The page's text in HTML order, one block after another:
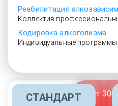
Реабилитация
Коллектив
Кодировка алкоголизма
Индивидуальные программы
От
СТАНДАРТ